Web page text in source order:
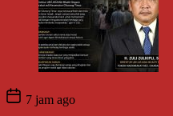
7 jam ago